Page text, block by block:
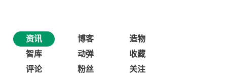
资讯 博客
造物
智库
动弹
收藏
评论
粉丝 关注